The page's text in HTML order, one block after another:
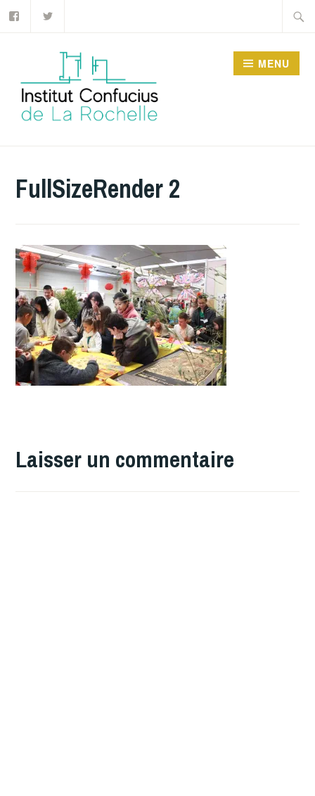
Accéder
DE LA ROCHELLE
MENU
FullSizeRender 2
Laisser un commentaire